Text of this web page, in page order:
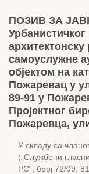
ПОЗИВ ЗА
Урбанистичког
архитектонску
самоуслужне
објектом на
Пожаревац у
89-91 у
Пројектног
Пожаревца,
У складу са
(„Службени
РС“, број 72/09,